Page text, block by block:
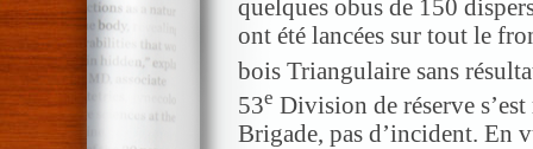
quelques obus de 150
ont été lancées sur tout le
bois Triangulaire sans
53e Division de réserve
Brigade, pas d’incident. En